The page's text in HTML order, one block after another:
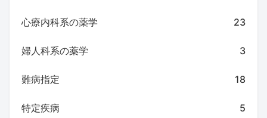
心療内科系の薬学 23
婦人科系の薬学 3
難病指定 18
特定疾病 5